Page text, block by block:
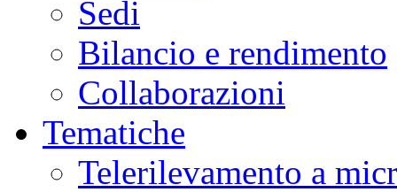
Sedi
Bilancio e rendimento
Collaborazioni
Tematiche
Telerilevamento a